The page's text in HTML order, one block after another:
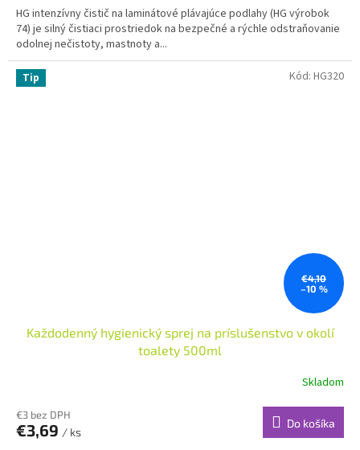
HG intenzívny čistič na laminátové plávajúce podlahy (HG výrobok
74) je silný čistiaci prostriedok na bezpečné a rýchle odstraňovanie
odolnej nečistoty, mastnoty a...
Tip
€4,10
–10 %
Každodenný hygienický sprej na príslušenstvo v okolí
toalety 500ml
Skladom
€3 bez DPH
€3,69 / ks
Do košíka
Kód: HG320